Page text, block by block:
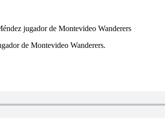
de Montevideo Wanderers.